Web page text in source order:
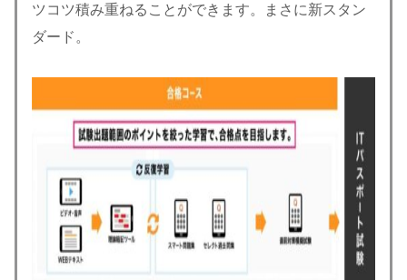
ツコツ積み重ねることができます。まさに新スタン
ダード。